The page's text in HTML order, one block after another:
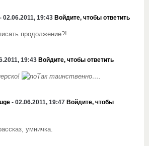
- 02.06.2011, 19:43 Войдите, чтобы ответить
продолжение?!
19:43 Войдите, чтобы ответить
Так таинственно….
- 02.06.2011, 19:47 Войдите, чтобы
умничка.